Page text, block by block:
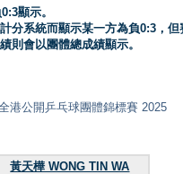
顯示。
分系統而顯示某一方為負0:3，
則會以團體總成績顯示。
港公開乒乓球團體錦標賽 2025
黃天樺 WONG TIN WA